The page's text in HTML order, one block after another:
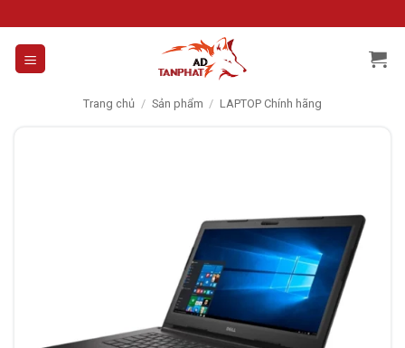
to
content
Trang chủ / Sản phẩm / LAPTOP Chính hãng